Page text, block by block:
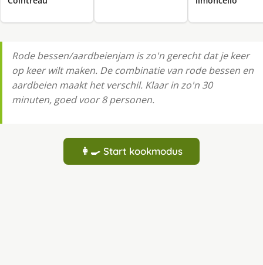
Rode bessen/aardbeienjam is zo'n gerecht dat je keer
op keer wilt maken. De combinatie van rode bessen en
aardbeien maakt het verschil. Klaar in zo'n 30
minuten, goed voor 8 personen.
👩‍🍳 Start kookmodus